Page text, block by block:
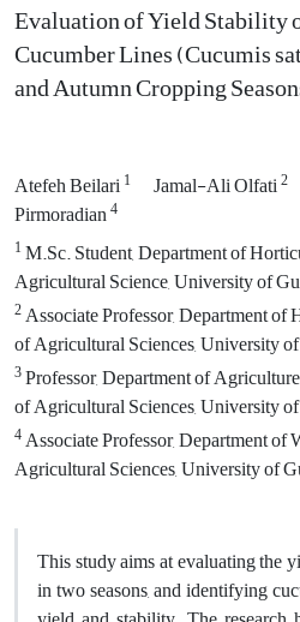
Evaluation of Yield Stability
Cucumber Lines (Cucumis
and Autumn Cropping
Atefeh Beilari1 Jamal-Ali Olfati2
Pirmoradian4
1M.Sc. Student, Department of
Agricultural Science, University of
2Associate Professor, Department
of Agricultural Sciences, University
3Professor, Department of
of Agricultural Sciences, University
4Associate Professor, Department of
Agricultural Sciences, University of
This study aims at evaluating the
in two seasons, and identifying